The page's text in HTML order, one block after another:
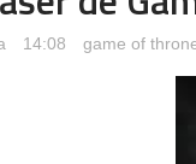
14:08 game of